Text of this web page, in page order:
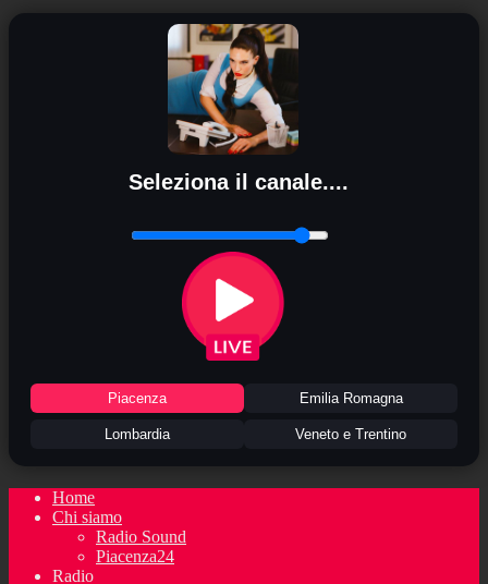
Seleziona il canale....
Piacenza Emilia Romagna
Lombardia Veneto e Trentino
Home
Chi siamo
Radio Sound
Piacenza24
Radio